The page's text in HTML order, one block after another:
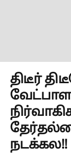
திடீர்
நடக்கல!!